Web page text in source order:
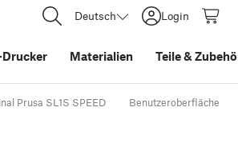
Deutsch Login
Materialien Teile&
Prusa SL1S SPEED Benutzeroberfläche